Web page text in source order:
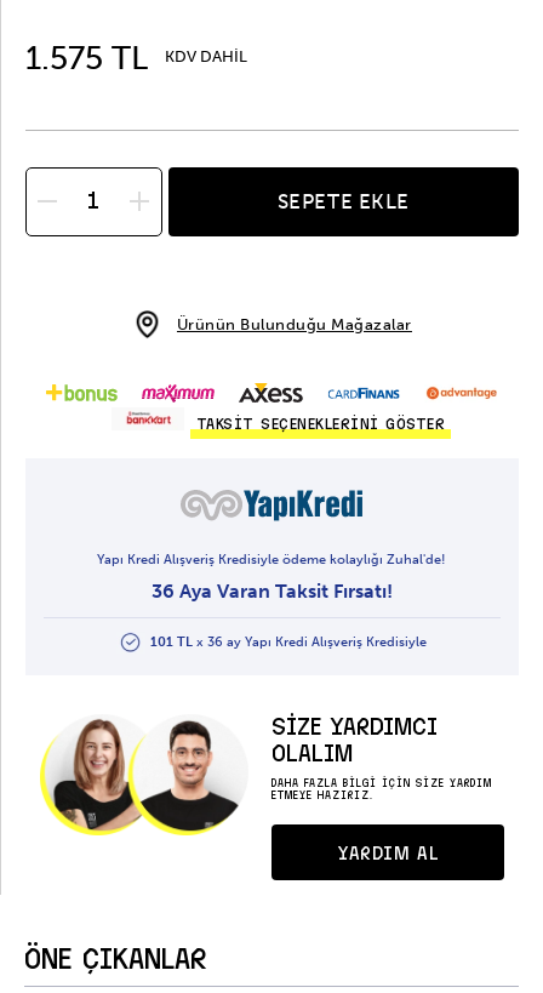
1.575 TL KDV DAHİL
SEPETE EKLE
Ürünün Bulunduğu Mağazalar
TAKSİT SEÇENEKLERİNİ GÖSTER
Yapı Kredi Alışveriş Kredisiyle ödeme kolaylığı Zuhal'de!
36 Aya Varan Taksit Fırsatı!
101 TLx 36 ay Yapı Kredi Alışveriş Kredisiyle
SİZE YARDIMCI
OLALIM
DAHA FAZLA BİLGİ İÇİN SİZE YARDIM
ETMEYE HAZIRIZ.
YARDIM AL
ÖNE ÇIKANLAR